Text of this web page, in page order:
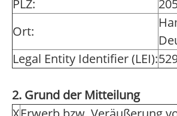
PLZ:
Ort:
Legal Entity Identifier (LEI):
2. Grund der Mitteilung